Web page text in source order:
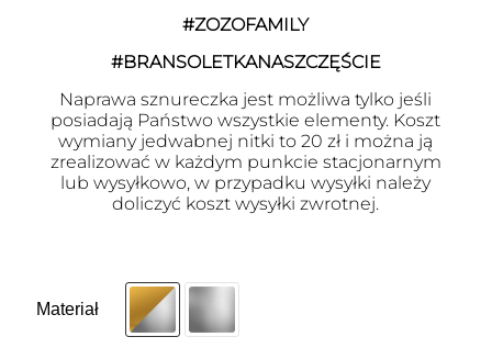
#ZOZOFAMILY
#BRANSOLETKANASZCZĘŚCIE
Naprawa sznureczka jest możliwa tylko jeśli
posiadają Państwo wszystkie elementy. Koszt
wymiany jedwabnej nitki to 20 zł i można ją
zrealizować w każdym punkcie stacjonarnym
lub wysyłkowo, w przypadku wysyłki należy
doliczyć koszt wysyłki zwrotnej.
Materiał